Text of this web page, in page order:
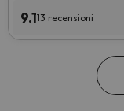
9.113 recensioni